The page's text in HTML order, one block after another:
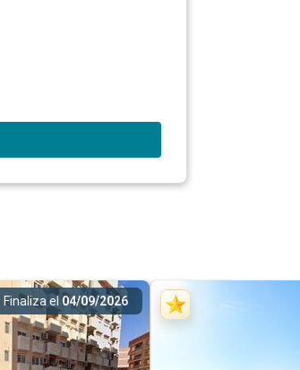
Finaliza el 04/09/2026